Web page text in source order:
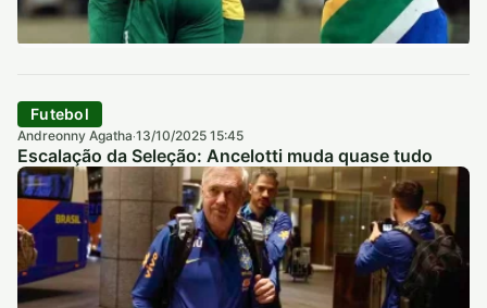
Futebol
Andreonny Agatha·13/10/2025 15:45
Escalação da Seleção: Ancelotti muda quase tudo